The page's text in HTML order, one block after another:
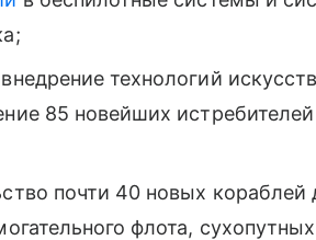
технологий
85 новейших
почти 40 новых
флота,